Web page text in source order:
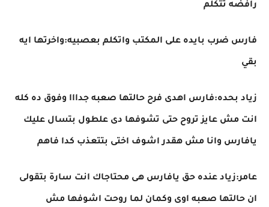
رافضه تتكلم
فارس ضرب بايده على المكتب واتكلم بعصبيه:واخرتها ايه
بقي
زياد بحده:فارس اهدى فرح حالتها صعبه جدااا وفوق ده كله
انت مش عايز تروح حتى تشوفها دى علطول بتسال عليك
يافارس وانا مش هقدر اشوف اختى بتتعذب كدا فاهم
عامر:زياد عنده حق يافارس هى محتاجاك انت سارة بتقولى
ان حالتها صعبه اوى وكمان لما روحت اشوفها مش